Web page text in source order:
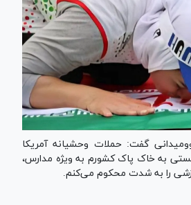
گفت: حملات وحشیانه آمریکا
به خاک پاک کشورم به ویژه مدارس،
را به شدت محکوم می‌کنم.